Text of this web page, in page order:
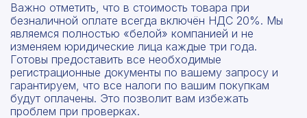
Важно отметить, что в стоимость товара при
безналичной оплате всегда включён НДС 20%. Мы
являемся полностью «белой» компанией и не
изменяем юридические лица каждые три года.
Готовы предоставить все необходимые
регистрационные документы по вашему запросу и
гарантируем, что все налоги по вашим покупкам
будут оплачены. Это позволит вам избежать
проблем при проверках.